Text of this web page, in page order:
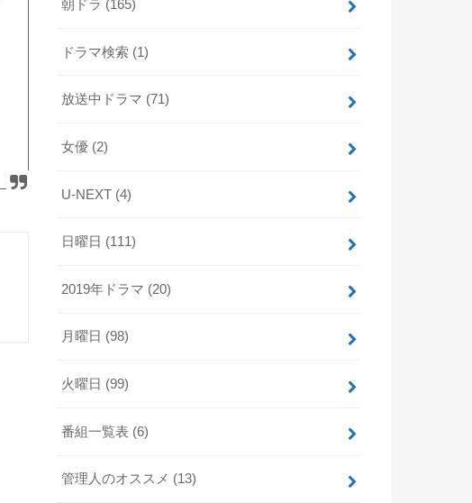
朝ドラ (165)
ドラマ検索 (1)
放送中ドラマ (71)
女優 (2)
U-NEXT (4)
日曜日 (111)
2019年ドラマ (20)
月曜日 (98)
火曜日 (99)
番組一覧表 (6)
管理人のオススメ (13)